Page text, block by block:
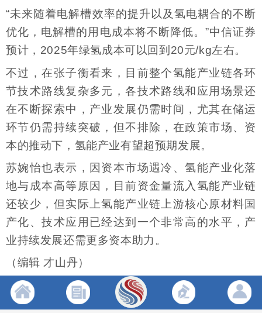
“未来随着电解槽效率的提升以及氢电耦合的不断
优化，电解槽的用电成本将不断降低。”中信证券
预计，2025年绿氢成本可以回到20元/kg左右。
不过，在张子衡看来，目前整个氢能产业链各环
节技术路线复杂多元，各技术路线和应用场景还
在不断探索中，产业发展仍需时间，尤其在储运
环节仍需持续突破，但不排除，在政策市场、资
本的推动下，氢能产业有望超预期发展。
苏婉怡也表示，因资本市场遇冷、氢能产业化落
地与成本高等原因，目前资金量流入氢能产业链
还较少，但实际上氢能产业链上游核心原材料国
产化、技术应用已经达到一个非常高的水平，产
业持续发展还需更多资本助力。
（编辑 才山丹）